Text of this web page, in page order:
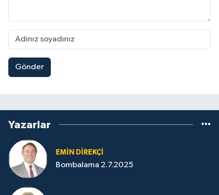
Gönder
Yazarlar
EMIN DIREKÇI
Bombalama 2.7.2025